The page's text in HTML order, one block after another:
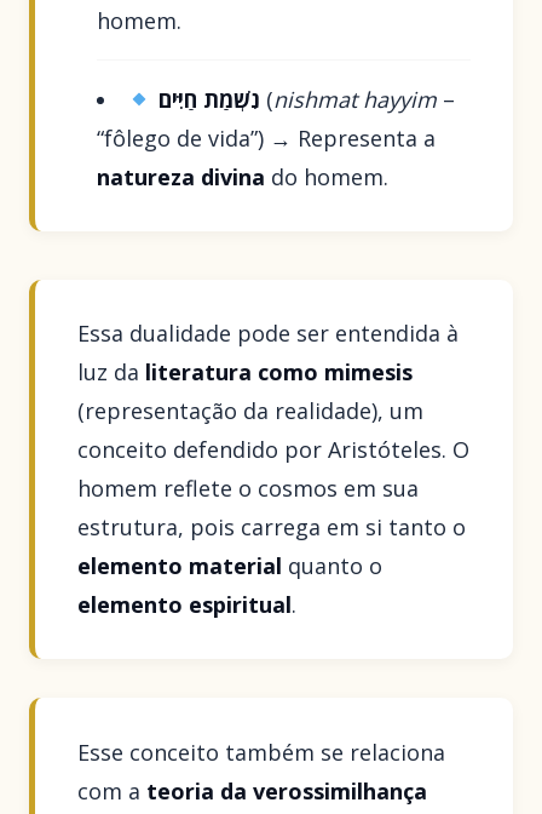
homem.
נִשְׁמַת חַיִּים (nishmat hayyim–
“fôlego de vida”) → Representa a
natureza divina do homem.
Essa dualidade pode ser entendida à
luz da literatura como mimesis
(representação da realidade), um
conceito defendido por Aristóteles. O
homem reflete o cosmos em sua
estrutura, pois carrega em si tanto o
elemento material quanto o
elemento espiritual.
Esse conceito também se relaciona
com a teoria da verossimilhança